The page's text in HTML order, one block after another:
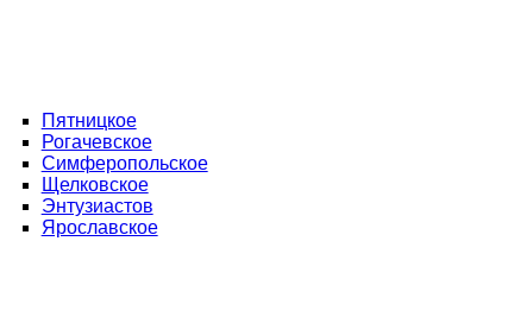
Пятницкое
Рогачевское
Симферопольское
Щелковское
Энтузиастов
Ярославское